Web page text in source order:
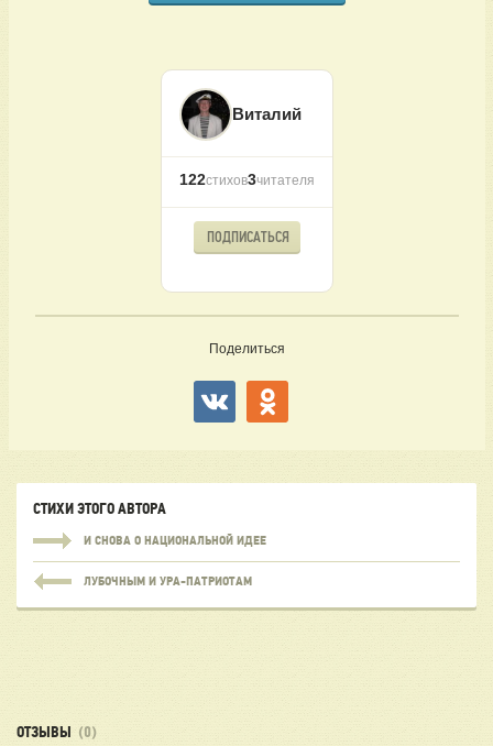
Виталий
122стихов3читателя
ПОДПИСАТЬСЯ
Поделиться
СТИХИ ЭТОГО АВТОРА
И СНОВА О НАЦИОНАЛЬНОЙ ИДЕЕ
ЛУБОЧНЫМ И УРА-ПАТРИОТАМ
ОТЗЫВЫ (0)